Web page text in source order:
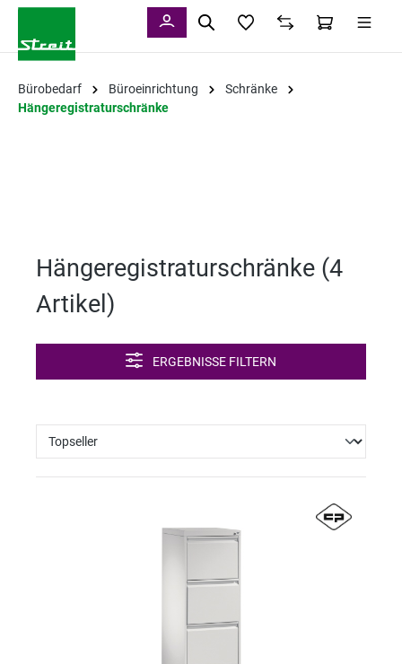
Bürobedarf Büroeinrichtung
Schränke
Hängeregistraturschränke
Hängeregistraturschränke (4
Artikel )
ERGEBNISSE FILTERN